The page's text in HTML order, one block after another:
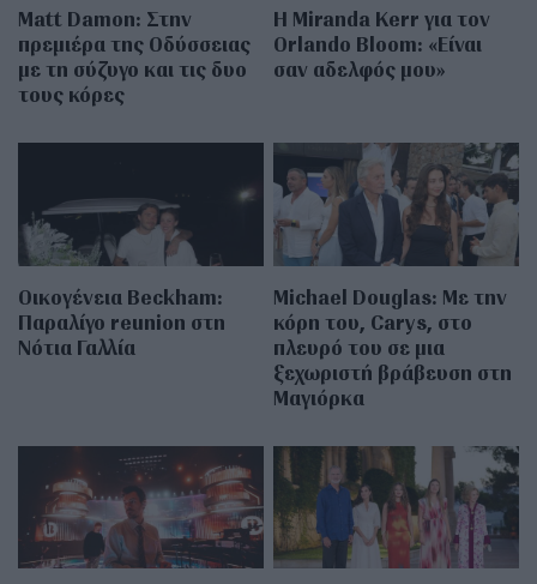
Matt Damon: Στην
πρεμιέρα της Οδύσσειας
με τη σύζυγο και τις δυο
τους κόρες
Η Miranda Kerr για τον
Orlando Bloom: «Είναι
σαν αδελφός μου»
Οικογένεια Beckham:
Παραλίγο reunion στη
Νότια Γαλλία
Michael Douglas: Με την
κόρη του, Carys, στο
πλευρό του σε μια
ξεχωριστή βράβευση στη
Μαγιόρκα